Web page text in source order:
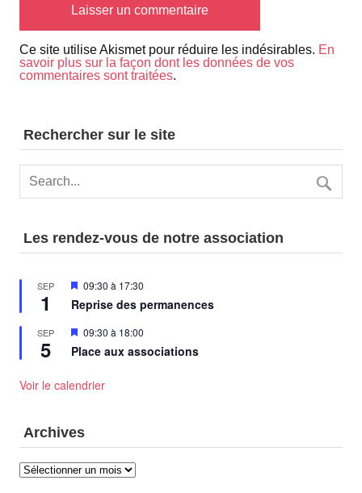
Ce site utilise Akismet pour réduire les indésirables. En
savoir plus sur la façon dont les données de vos
commentaires sont traitées.
Rechercher sur le site
Les rendez-vous de notre association
SEP
1
Mis
avant
09:30 à 17:30
Reprise des permanences
SEP
5
Mis
avant
09:30 à 18:00
Place aux associations
Voir le calendrier
Archives
Archives